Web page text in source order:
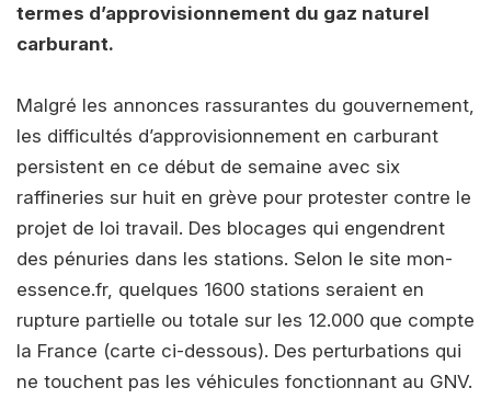
termes d’approvisionnement du gaz naturel
carburant.
Malgré les annonces rassurantes du gouvernement,
les difficultés d’approvisionnement en carburant
persistent en ce début de semaine avec six
raffineries sur huit en grève pour protester contre le
projet de loi travail. Des blocages qui engendrent
des pénuries dans les stations. Selon le site mon-
essence.fr, quelques 1600 stations seraient en
rupture partielle ou totale sur les 12.000 que compte
la France (carte ci-dessous). Des perturbations qui
ne touchent pas les véhicules fonctionnant au GNV.